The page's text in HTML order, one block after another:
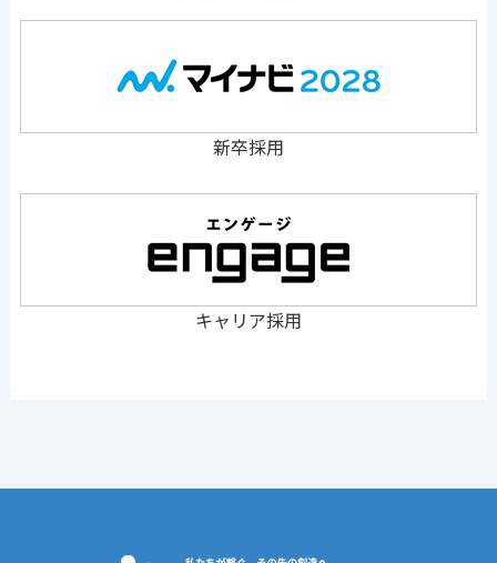
新卒採用
キャリア採用